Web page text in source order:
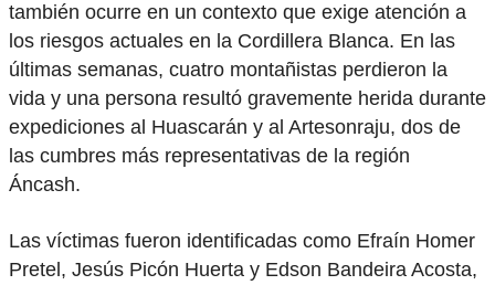
también ocurre en un contexto que exige atención a
los riesgos actuales en la Cordillera Blanca. En las
últimas semanas, cuatro montañistas perdieron la
vida y una persona resultó gravemente herida durante
expediciones al Huascarán y al Artesonraju, dos de
las cumbres más representativas de la región
Áncash.
Las víctimas fueron identificadas como Efraín Homer
Pretel, Jesús Picón Huerta y Edson Bandeira Acosta,